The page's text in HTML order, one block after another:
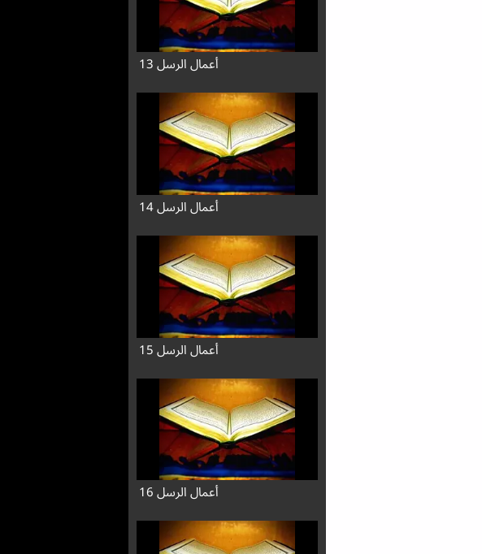
أعمال الرسل 13
أعمال الرسل 14
أعمال الرسل 15
أعمال الرسل 16